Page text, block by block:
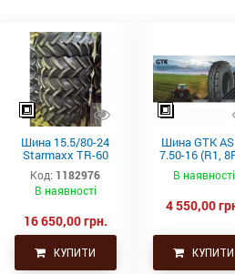
Шина 15.5/80-24
Starmaxx TR-60
(16PR, 163A8, TL)
Код: 1182976
В наявності
16 650,00 грн.
КУПИТИ
Шина GTK
7.50-16 (R1,
TT)
В наявності
4 550,00
КУПИТИ